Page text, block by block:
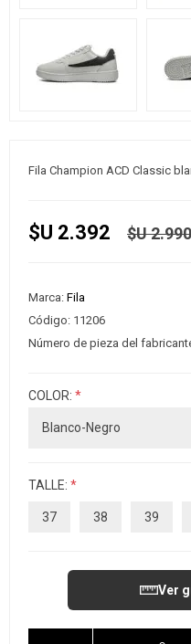
Fila Champion ACD Classic
$U 2.392 $U 2.990
Marca: Fila
Código: 11206
Número de pieza del
COLOR: *
TALLE: *
37 38 39
Ver